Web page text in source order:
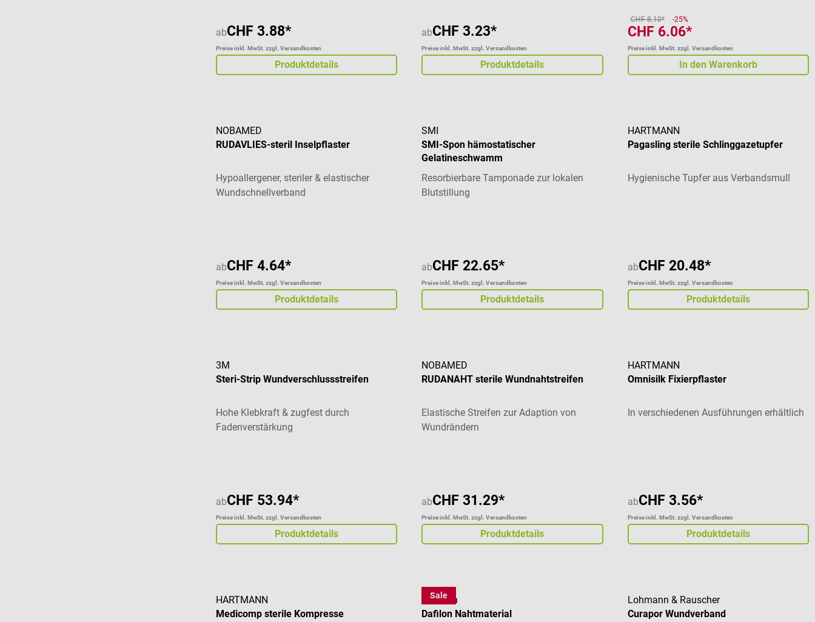
abCHF 3.88*
Preise inkl. MwSt. zzgl. Versandkosten
Produktdetails
abCHF 3.23*
Preise inkl. MwSt. zzgl. Versandkosten
Produktdetails
CHF 8.10* -25%
CHF 6.06*
Preise inkl. MwSt. zzgl. Versandkosten
In den Warenkorb
NOBAMED
RUDAVLIES-steril Inselpflaster
Hypoallergener, steriler & elastischer
Wundschnellverband
abCHF 4.64*
Preise inkl. MwSt. zzgl. Versandkosten
Produktdetails
SMI
SMI-Spon hämostatischer
Gelatineschwamm
Resorbierbare Tamponade zur lokalen
Blutstillung
abCHF 22.65*
Preise inkl. MwSt. zzgl. Versandkosten
Produktdetails
HARTMANN
Pagasling sterile Schlinggazetupfer
Hygienische Tupfer aus Verbandsmull
abCHF 20.48*
Preise inkl. MwSt. zzgl. Versandkosten
Produktdetails
3M
Steri-Strip Wundverschlussstreifen
Hohe Klebkraft & zugfest durch
Fadenverstärkung
abCHF 53.94*
Preise inkl. MwSt. zzgl. Versandkosten
Produktdetails
NOBAMED
RUDANAHT sterile Wundnahtstreifen
Elastische Streifen zur Adaption von
Wundrändern
abCHF 31.29*
Preise inkl. MwSt. zzgl. Versandkosten
Produktdetails
HARTMANN
Omnisilk Fixierpflaster
In verschiedenen Ausführungen erhältlich
abCHF 3.56*
Preise inkl. MwSt. zzgl. Versandkosten
Produktdetails
HARTMANN
Medicomp sterile Kompresse
Sale
B. Braun
Dafilon Nahtmaterial
Lohmann & Rauscher
Curapor Wundverband